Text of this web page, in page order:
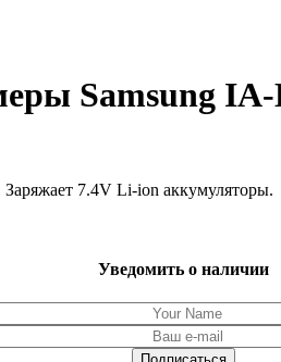
Samsung
7.4V Li-ion аккумуляторы.
Уведомить о наличии